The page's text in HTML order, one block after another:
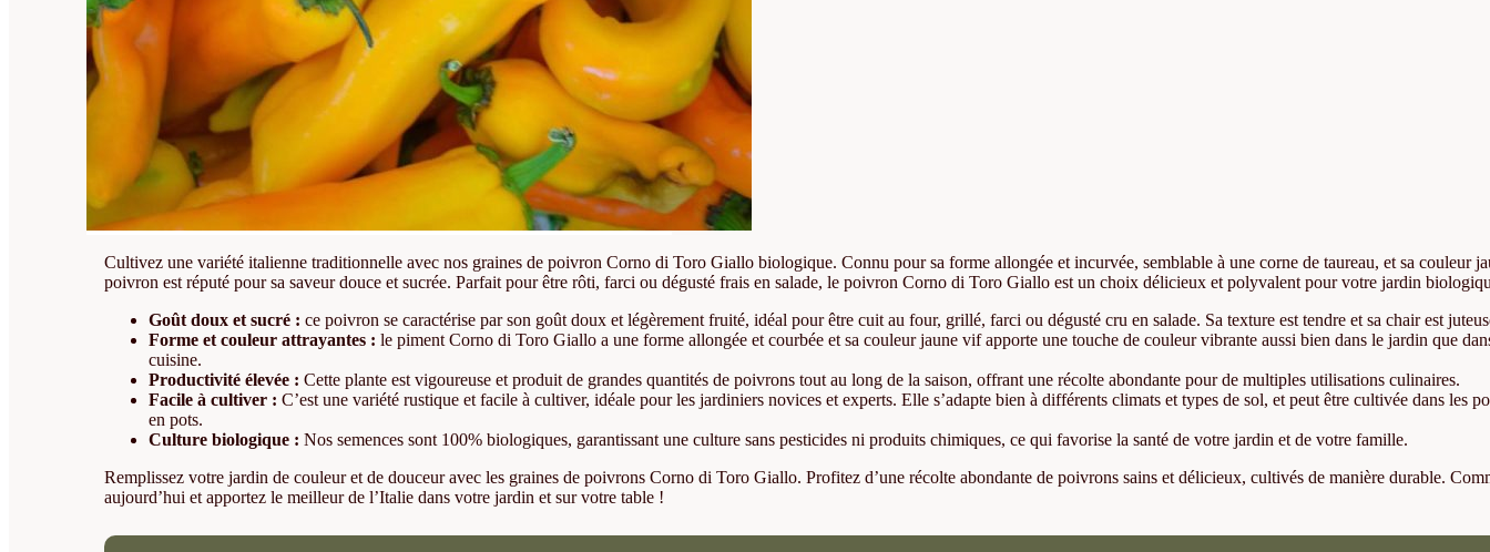
Cultivez une variété italienne traditionnelle avec nos graines de poivron Corno di Toro Giallo biologique. Connu pour sa forme allongée et incurvée, semblable à une corne de taureau, et sa couleur
poivron est réputé pour sa saveur douce et sucrée. Parfait pour être rôti, farci ou dégusté frais en salade, le poivron Corno di Toro Giallo est un choix délicieux et polyvalent pour votre jardin
Goût doux et sucré : ce poivron se caractérise par son goût doux et légèrement fruité, idéal pour être cuit au four, grillé, farci ou dégusté cru en salade. Sa texture est tendre et sa chair est
Forme et couleur attrayantes : le piment Corno di Toro Giallo a une forme allongée et courbée et sa couleur jaune vif apporte une touche de couleur vibrante aussi bien dans le jardin que
cuisine.
Productivité élevée : Cette plante est vigoureuse et produit de grandes quantités de poivrons tout au long de la saison, offrant une récolte abondante pour de multiples utilisations culinaires.
Facile à cultiver : C’est une variété rustique et facile à cultiver, idéale pour les jardiniers novices et experts. Elle s’adapte bien à différents climats et types de sol, et peut être cultivée dans les
en pots.
Culture biologique : Nos semences sont 100% biologiques, garantissant une culture sans pesticides ni produits chimiques, ce qui favorise la santé de votre jardin et de votre famille.
Remplissez votre jardin de couleur et de douceur avec les graines de poivrons Corno di Toro Giallo. Profitez d’une récolte abondante de poivrons sains et délicieux, cultivés de manière durable.
aujourd’hui et apportez le meilleur de l’Italie dans votre jardin et sur votre table !